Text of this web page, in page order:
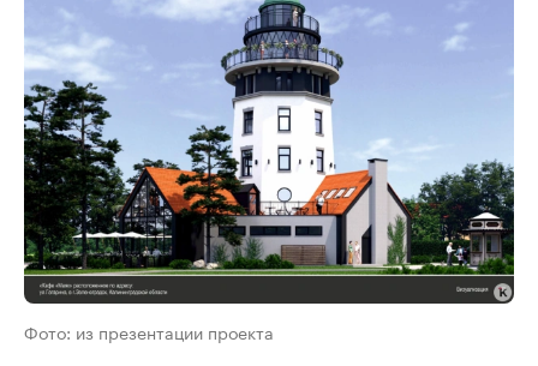
Фото: из презентации проекта